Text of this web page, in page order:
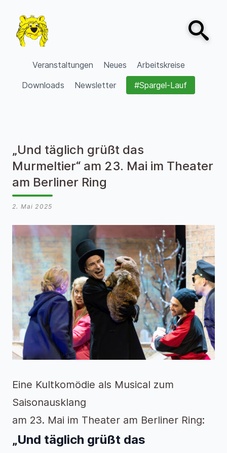
VVV Burgdorf
Veranstaltungen Neues
Arbeitskreise
Downloads
Newsletter #Spargel-Lauf
Open
„Und täglich grüßt das
Murmeltier“ am 23. Mai im Theater
am Berliner Ring
2. Mai 2025
Eine Kultkomödie als Musical zum
Saisonausklang
am 23. Mai im Theater am Berliner Ring:
„Und täglich grüßt das